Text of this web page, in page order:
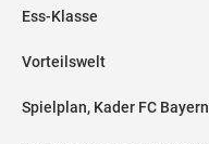
Ess-Klasse
Vorteilswelt
Spielplan, Kader FC Bayern